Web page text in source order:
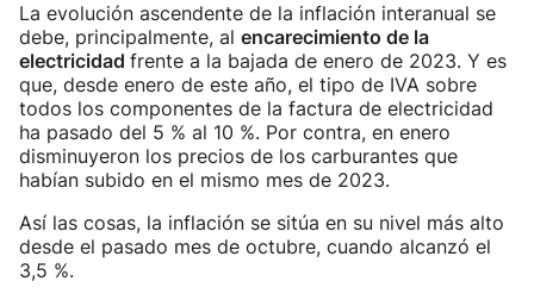
La evolución ascendente de la inflación interanual se
debe, principalmente, al encarecimiento de la
electricidad frente a la bajada de enero de 2023. Y es
que, desde enero de este año, el tipo de IVA sobre
todos los componentes de la factura de electricidad
ha pasado del 5 % al 10 %. Por contra, en enero
disminuyeron los precios de los carburantes que
habían subido en el mismo mes de 2023.
Así las cosas, la inflación se sitúa en su nivel más alto
desde el pasado mes de octubre, cuando alcanzó el
3,5 %.